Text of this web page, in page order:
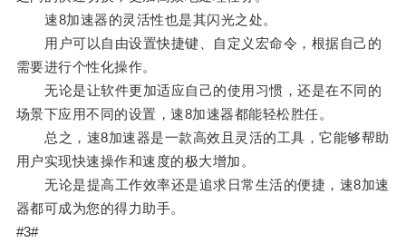
速8加速器的灵活性也是其闪光之处。
用户可以自由设置快捷键、自定义宏命令，根据自己的
需要进行个性化操作。
无论是让软件更加适应自己的使用习惯，还是在不同的
场景下应用不同的设置，速8加速器都能轻松胜任。
总之，速8加速器是一款高效且灵活的工具，它能够帮助
用户实现快速操作和速度的极大增加。
无论是提高工作效率还是追求日常生活的便捷，速8加速
器都可成为您的得力助手。
#3#